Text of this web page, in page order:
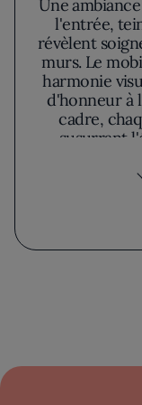
Une
l'entrée,
révèlent
murs. Le
harmonie
d'honneur à
cadre,
susurrant
chaque